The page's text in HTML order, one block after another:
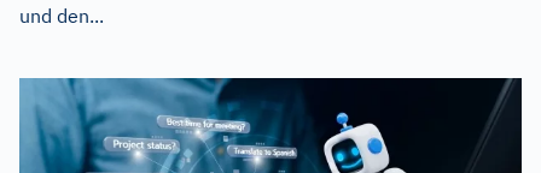
und den...